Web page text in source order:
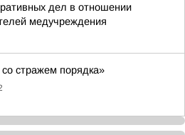
дел в отношении
медучреждения
стражем порядка»